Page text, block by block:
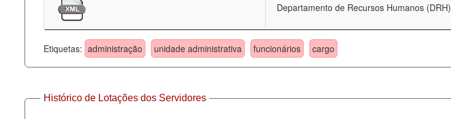
Departamento de Recursos Humanos (DRH)
Etiquetas: administração unidade administrativa funcionários cargo
Histórico de Lotações dos Servidores